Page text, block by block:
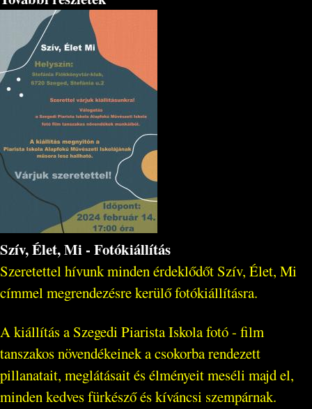
Szív, Élet, Mi - Fotókiállítás
Szeretettel hívunk minden érdeklődőt Szív, Élet, Mi
címmel megrendezésre kerülő fotókiállításra.
A kiállítás a Szegedi Piarista Iskola fotó - film
tanszakos növendékeinek a csokorba rendezett
pillanatait, meglátásait és élményeit meséli majd el,
minden kedves fürkésző és kíváncsi szempárnak.